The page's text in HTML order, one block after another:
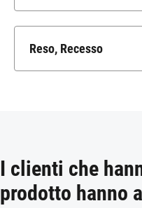
Reso, Recesso
I clienti che
prodotto hanno